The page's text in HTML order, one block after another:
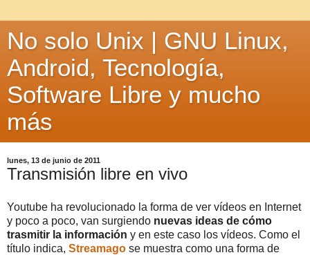
No solo Unix | GNU Linux,
Android, Tecnología,
Software Libre y mucho
más
lunes, 13 de junio de 2011
Transmisión libre en vivo
Youtube ha revolucionado la forma de ver vídeos en Internet
y poco a poco, van surgiendo nuevas ideas de cómo
trasmitir la información y en este caso los vídeos. Como el
título indica, Streamago se muestra como una forma de